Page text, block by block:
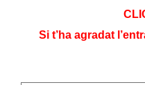
Si t’ha agradat